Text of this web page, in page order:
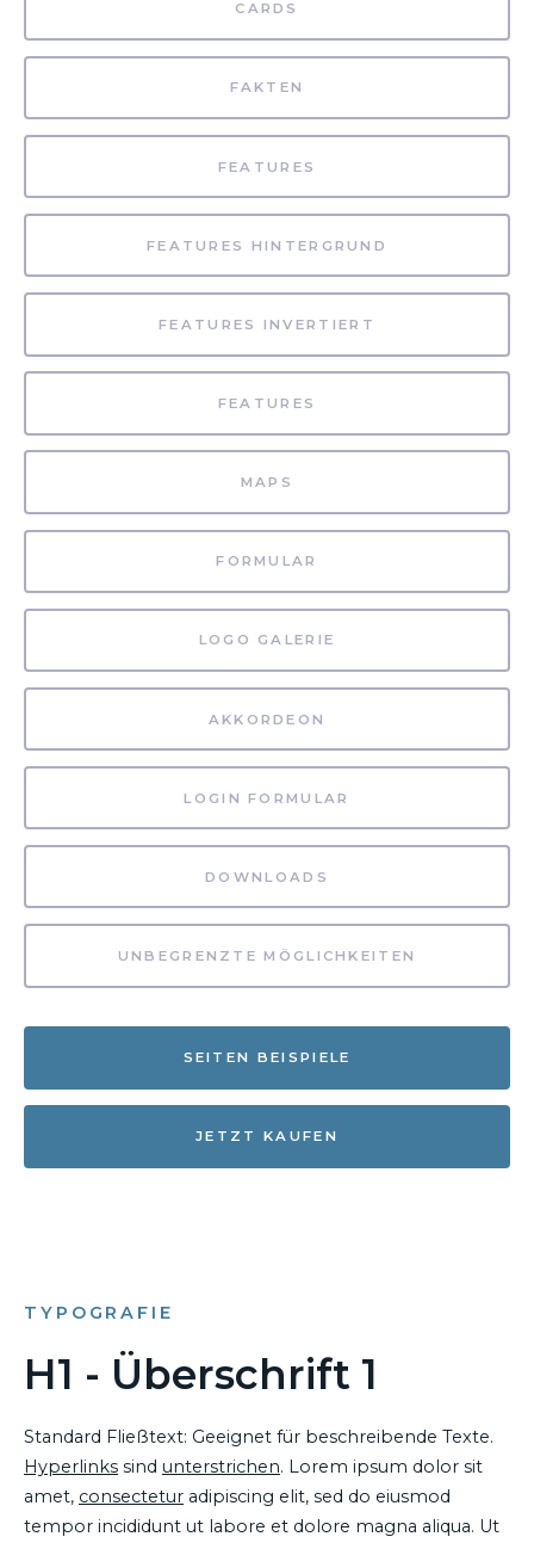
CARDS
FAKTEN
FEATURES
FEATURES HINTERGRUND
FEATURES INVERTIERT
FEATURES
MAPS
FORMULAR
LOGO GALERIE
AKKORDEON
LOGIN FORMULAR
DOWNLOADS
UNBEGRENZTE MÖGLICHKEITEN
SEITEN BEISPIELE
JETZT KAUFEN
TYPOGRAFIE
H1 - Überschrift 1
Standard Fließtext: Geeignet für beschreibende Texte.
Hyperlinks sind unterstrichen. Lorem ipsum dolor sit
amet, consectetur adipiscing elit, sed do eiusmod
tempor incididunt ut labore et dolore magna aliqua. Ut